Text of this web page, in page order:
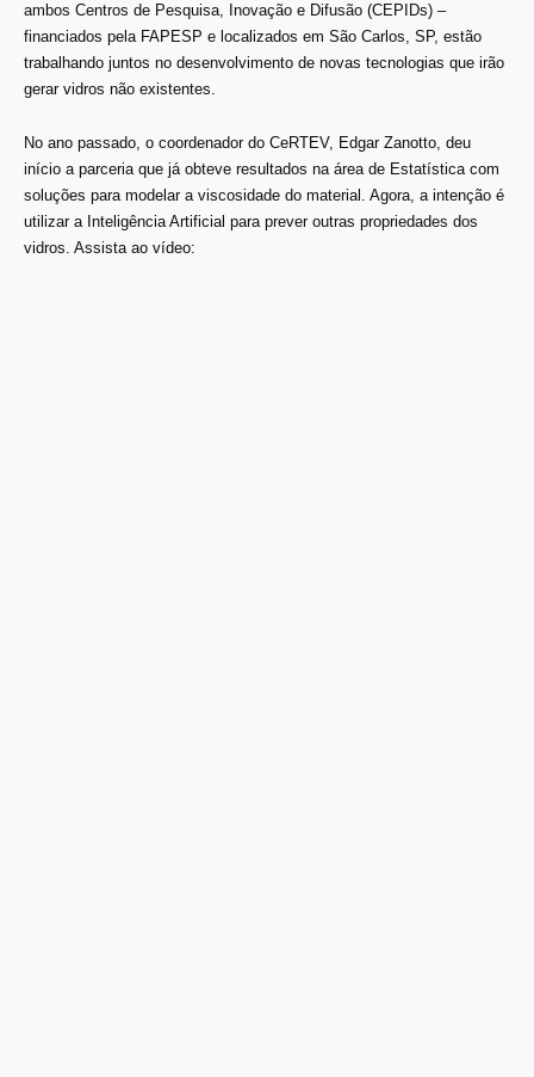
ambos Centros de Pesquisa, Inovação e Difusão (CEPIDs) –
financiados pela FAPESP e localizados em São Carlos, SP, estão
trabalhando juntos no desenvolvimento de novas tecnologias que irão
gerar vidros não existentes.
No ano passado, o coordenador do CeRTEV, Edgar Zanotto, deu
início a parceria que já obteve resultados na área de Estatística com
soluções para modelar a viscosidade do material. Agora, a intenção é
utilizar a Inteligência Artificial para prever outras propriedades dos
vidros. Assista ao vídeo: